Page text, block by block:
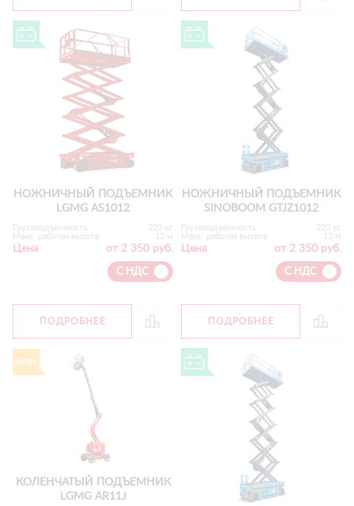
НОЖНИЧНЫЙ ПОДЪЕМНИК
LGMG AS1012
Грузоподъемность
320 кг
Макс. рабочая высота
12 м
Цена от 2 350 руб.
С НДС
ПОДРОБНЕЕ
НОЖНИЧНЫЙ ПОДЪЕМНИК
SINOBOOM GTJZ1012
Грузоподъемность
320 кг
Макс. рабочая высота
12 м
Цена от 2 350 руб.
С НДС
ПОДРОБНЕЕ
КОЛЕНЧАТЫЙ ПОДЪЕМНИК
LGMG AR11J